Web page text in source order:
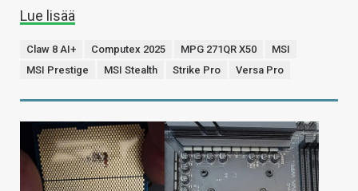
Lue lisää
Claw 8 AI+ Computex 2025 MPG 271QR X50
MSI
MSI Prestige
MSI Stealth Strike Pro Versa Pro